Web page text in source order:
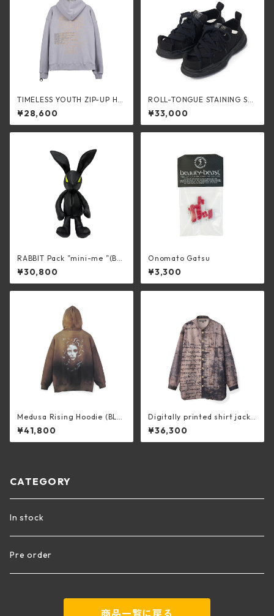
TIMELESS YOUTH ZIP-UP HO
ODED (LIGHT GRAY)
¥28,600
ROLL-TONGUE STAINING SH
OES feat. Maison MIHARA Y
ASUHIRO (LOW CUT) / BLAC
K×BLACK
¥33,000
RABBIT Pack ”mini-me ”(BLA
CK)
¥30,800
Onomato Gatsu
¥3,300
Medusa Rising Hoodie (BLA
CK)
¥41,800
Digitally printed shirt jacke
t (DIRT)
¥36,300
CATEGORY
In stock
Pre order
商品一覧に戻る